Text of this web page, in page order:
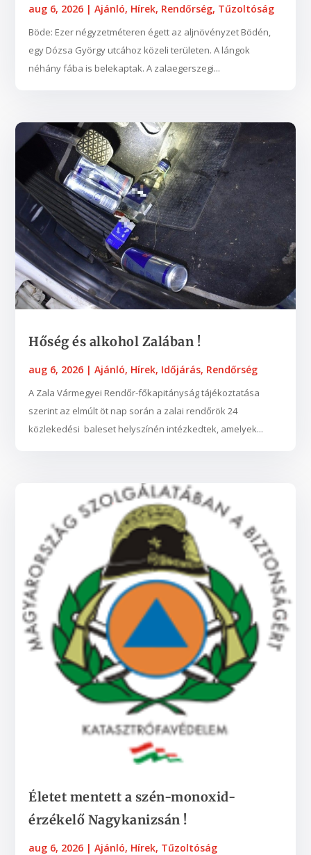
aug 6, 2026 |Ajánló, Hírek, Rendőrség, Tűzoltóság
Böde: Ezer négyzetméteren égett az aljnövényzet Bödén,
egy Dózsa György utcához közeli területen. A lángok
néhány fába is belekaptak. A zalaegerszegi...
Hőség és alkohol Zalában !
aug 6, 2026 |Ajánló, Hírek, Időjárás, Rendőrség
A Zala Vármegyei Rendőr-főkapitányság tájékoztatása
szerint az elmúlt öt nap során a zalai rendőrök 24
közlekedési baleset helyszínén intézkedtek, amelyek...
Életet mentett a szén-monoxid-
érzékelő Nagykanizsán !
aug 6, 2026 |Ajánló, Hírek, Tűzoltóság